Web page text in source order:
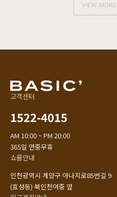
VIEW MORE
고객센터
1522-4015
AM 10:00 ~ PM 20:00
365일 연중무휴
쇼룸안내
인천광역시 계양구 아나지로85번길 9
(효성동) 북인천여중 앞